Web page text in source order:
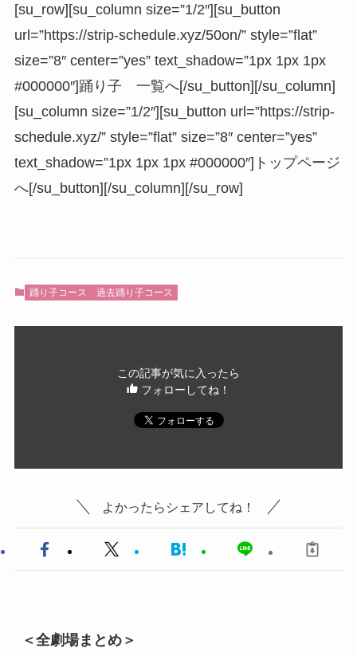
[su_row][su_column size=”1/2″][su_button
url=”https://strip-schedule.xyz/50on/” style=”flat”
size=”8″ center=”yes” text_shadow=”1px 1px 1px
#000000″]踊り子 一覧へ[/su_button][/su_column]
[su_column size=”1/2″][su_button url=”https://strip-
schedule.xyz/” style=”flat” size=”8″ center=”yes”
text_shadow=”1px 1px 1px #000000″]トップページ
へ[/su_button][/su_column][/su_row]
踊り子コース 過去踊り子コース
この記事が気に入ったら
フォローしてね！
よかったらシェアしてね！
＜全劇場まとめ＞